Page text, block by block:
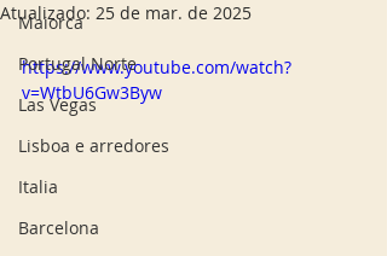
Maiorca
Portugal Norte
Las Vegas
Lisboa e arredores
Italia
Barcelona
Atualizado: 25 de mar. de 2025
https://www.youtube.com/watch?
v=WtbU6Gw3Byw